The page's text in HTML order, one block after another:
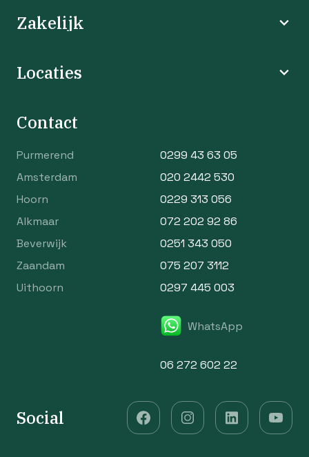
Zakelijk
Locaties
Contact
Purmerend
0299 43 63 05
Amsterdam
020 2442 530
Hoorn
0229 313 056
Alkmaar
072 202 92 86
Beverwijk
0251 343 050
Zaandam
075 207 3112
Uithoorn
0297 445 003
WhatsApp
06 272 602 22
Social